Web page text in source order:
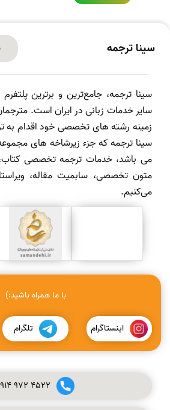
سینا ترجمه
سینا ترجمه، جامع‌ترین و برترین
سایر خدمات زبانی در ایران است.
زمینه رشته های تخصصی خود اقدام به
سینا ترجمه که جزء زیرشاخه های
می باشد، خدمات ترجمه تخصصی کتاب،
متون تخصصی، سابمیت مقاله،
می‌کنیم.
با ما همراه باشید:)
اینستاگرام تلگرام
972 4522